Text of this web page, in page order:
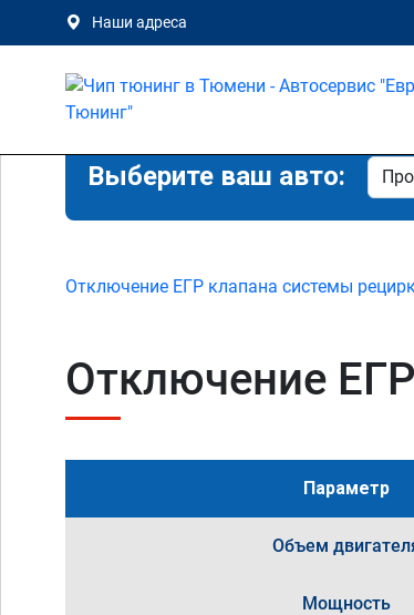
Наши адреса
Выберите ваш авто:
Отключение ЕГР клапана системы
Отключение
Параметр
Объем
Мощность